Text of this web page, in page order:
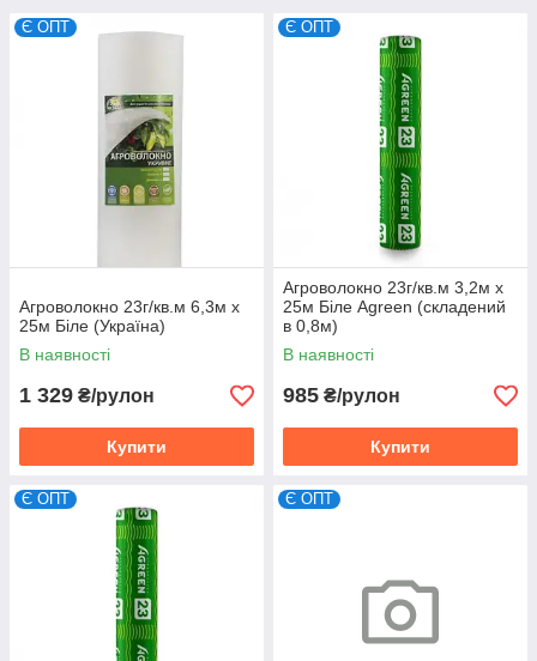
Є ОПТ
Агроволокно 23г/кв.м 6,3м х
25м Біле (Україна)
В наявності
1 329 ₴/рулон
Купити
Є ОПТ
Агроволокно 23г/кв.м 3,2м х
25м Біле Agreen (складений
в 0,8м)
В наявності
985 ₴/рулон
Купити
Є ОПТ Є ОПТ